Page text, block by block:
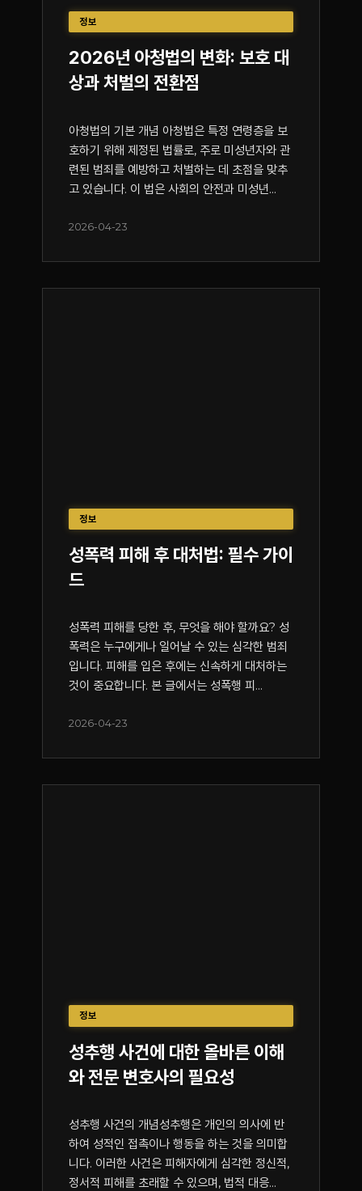
정보
2026년 아청법의 변화: 보호 대
상과 처벌의 전환점
아청법의 기본 개념 아청법은 특정 연령층을 보
호하기 위해 제정된 법률로, 주로 미성년자와 관
련된 범죄를 예방하고 처벌하는 데 초점을 맞추
고 있습니다. 이 법은 사회의 안전과 미성년...
2026-04-23
정보
성폭력 피해 후 대처법: 필수 가이
드
성폭력 피해를 당한 후, 무엇을 해야 할까요? 성
폭력은 누구에게나 일어날 수 있는 심각한 범죄
입니다. 피해를 입은 후에는 신속하게 대처하는
것이 중요합니다. 본 글에서는 성폭행 피...
2026-04-23
정보
성추행 사건에 대한 올바른 이해
와 전문 변호사의 필요성
성추행 사건의 개념성추행은 개인의 의사에 반
하여 성적인 접촉이나 행동을 하는 것을 의미합
니다. 이러한 사건은 피해자에게 심각한 정신적,
정서적 피해를 초래할 수 있으며, 법적 대응...